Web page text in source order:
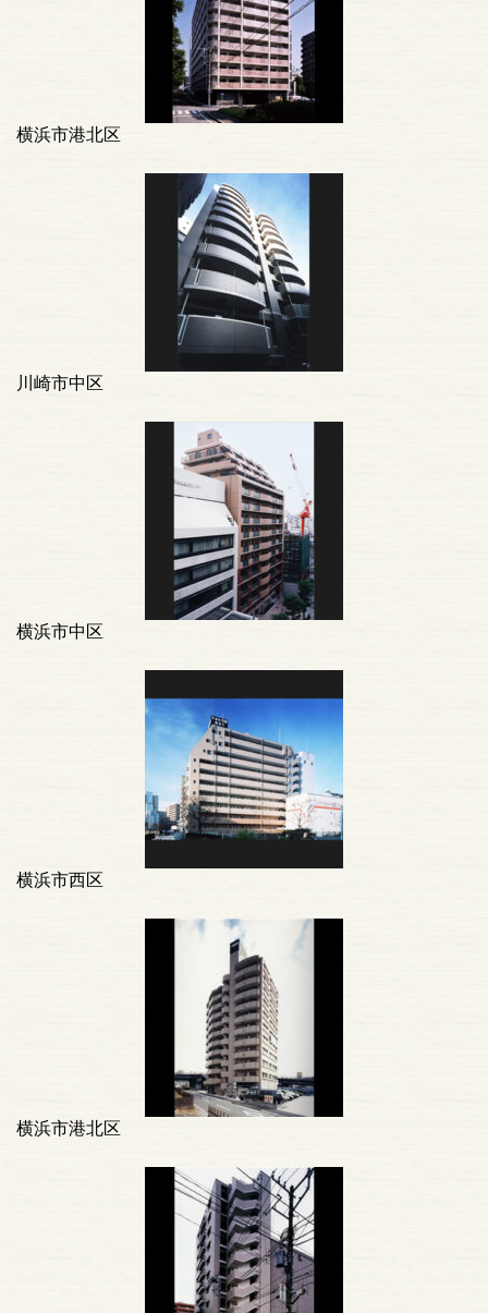
横浜市港北区
川崎市中区
横浜市中区
横浜市西区
横浜市港北区